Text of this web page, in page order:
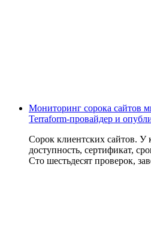
Мониторинг сорока сайтов
Terraform-провайдер и
Сорок клиентских сайтов. У
доступность, сертификат,
Сто шестьдесят проверок,